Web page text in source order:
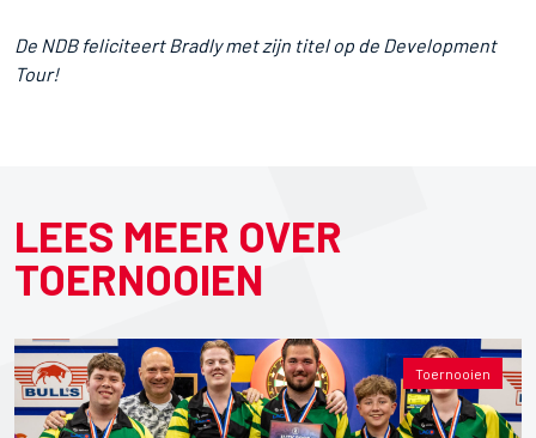
De NDB feliciteert Bradly met zijn titel op de Development
Tour!
LEES MEER OVER
TOERNOOIEN
Toernooien